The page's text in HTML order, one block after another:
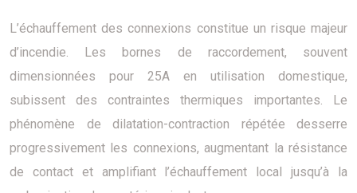
L’échauffement des connexions constitue un risque majeur
d’incendie. Les bornes de raccordement, souvent
dimensionnées pour 25A en utilisation domestique,
subissent des contraintes thermiques importantes. Le
phénomène de dilatation-contraction répétée desserre
progressivement les connexions, augmentant la résistance
de contact et amplifiant l’échauffement local jusqu’à la